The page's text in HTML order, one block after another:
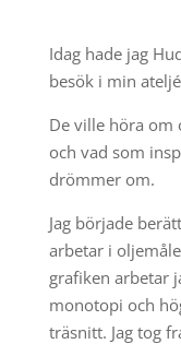
Idag hade jag
besök i min
De ville höra om
och vad som
drömmer om.
Jag började
arbetar i
grafiken arbetar
monotopi och
träsnitt. Jag tog